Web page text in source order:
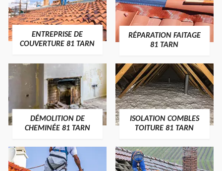
ENTREPRISE DE
COUVERTURE 81 TARN
RÉPARATION FAITAGE
81 TARN
DÉMOLITION DE
CHEMINÉE 81 TARN
ISOLATION COMBLES
TOITURE 81 TARN